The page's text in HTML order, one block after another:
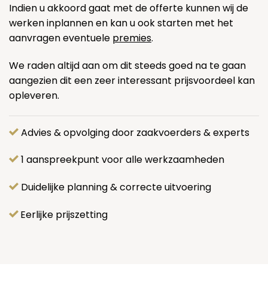
Indien u akkoord gaat met de offerte kunnen wij de
werken inplannen en kan u ook starten met het
aanvragen eventuele premies.
We raden altijd aan om dit steeds goed na te gaan
aangezien dit een zeer interessant prijsvoordeel kan
opleveren.
Advies & opvolging door zaakvoerders & experts
1 aanspreekpunt voor alle werkzaamheden
Duidelijke planning & correcte uitvoering
Eerlijke prijszetting